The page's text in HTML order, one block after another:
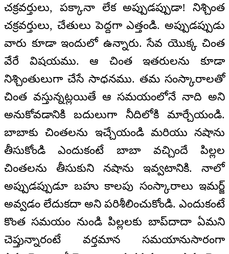
చక్రవర్తులు, పక్కానా లేక అప్పుడప్పుడా! నిశ్చింత
చక్రవర్తులు, చేతులు పెద్దగా ఎత్తండి. అప్పుడప్పుడు
వారు కూడా ఇందులో ఉన్నారు. సేవ యొక్క చింత
వేరే విషయము. ఆ చింత ఇతరులను కూడా
నిశ్చింతులుగా చేసే సాధనము. తమ సంస్కారాలతో
చింత వస్తున్నట్లయితే ఆ సమయంలోనే నాది అని
అనుకోవడానికి బదులుగా నీదిలోకి మార్చేయండి.
బాబాకు చింతలను ఇచ్చేయండి మరియు నషాను
తీసుకోండి ఎందుకంటే బాబా వచ్చిందే పిల్లల
చింతలను తీసుకుని నషాను ఇవ్వటానికి. నాలో
అప్పుడప్పుడూ బహు కాలపు సంస్కారాలు ఇమర్జ్‌
అవ్వడం లేదుకదా అని పరిశీలించుకోండి. ఎందుకంటే
కొంత సమయం నుండి పిల్లలకు బాప్‌దాదా ఏమని
చెప్తున్నారంటే వర్తమాన సమయానుసారంగా